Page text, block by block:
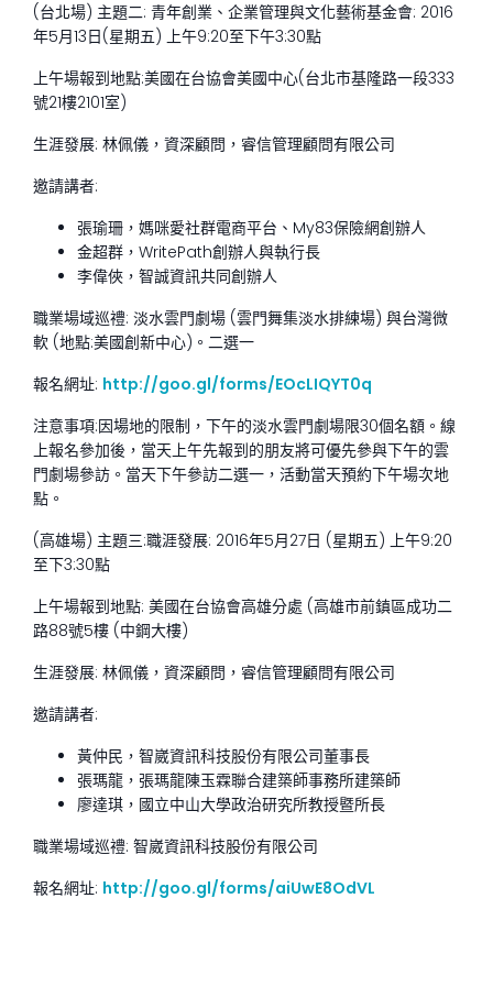
(台北場) 主題二: 青年創業、企業管理與文化藝術基金會: 2016
年5月13日(星期五) 上午9:20至下午3:30點
上午場報到地點:美國在台協會美國中心(台北市基隆路一段333
號21樓2101室)
生涯發展: 林佩儀，資深顧問，睿信管理顧問有限公司
邀請講者:
張瑜珊，媽咪愛社群電商平台、My83保險網創辦人
金超群，WritePath創辦人與執行長
李偉俠，智誠資訊共同創辦人
職業場域巡禮: 淡水雲門劇場 (雲門舞集淡水排練場) 與台灣微
軟 (地點:美國創新中心)。二選一
報名網址: http://goo.gl/forms/EOcLIQYT0q
注意事項:因場地的限制，下午的淡水雲門劇場限30個名額。線
上報名參加後，當天上午先報到的朋友將可優先參與下午的雲
門劇場參訪。當天下午參訪二選一，活動當天預約下午場次地
點。
(高雄場) 主題三:職涯發展: 2016年5月27日 (星期五) 上午9:20
至下3:30點
上午場報到地點: 美國在台協會高雄分處 (高雄市前鎮區成功二
路88號5樓 (中鋼大樓)
生涯發展: 林佩儀，資深顧問，睿信管理顧問有限公司
邀請講者:
黃仲民，智崴資訊科技股份有限公司董事長
張瑪龍，張瑪龍陳玉霖聯合建築師事務所建築師
廖達琪，國立中山大學政治研究所教授暨所長
職業場域巡禮: 智崴資訊科技股份有限公司
報名網址: http://goo.gl/forms/aiUwE8OdVL